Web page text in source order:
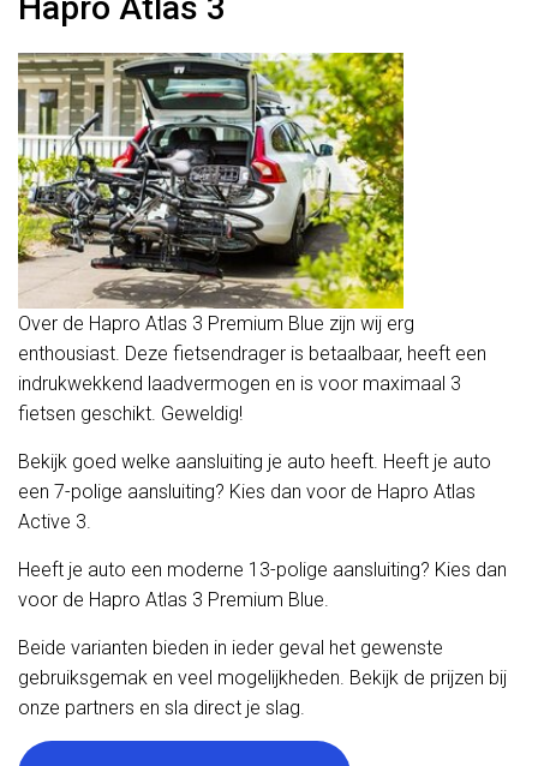
Over de Hapro Atlas 3 Premium Blue zijn wij erg
enthousiast. Deze fietsendrager is betaalbaar, heeft een
indrukwekkend laadvermogen en is voor maximaal 3
fietsen geschikt. Geweldig!
Bekijk goed welke aansluiting je auto heeft. Heeft je auto
een 7-polige aansluiting? Kies dan voor de Hapro Atlas
Active 3.
Heeft je auto een moderne 13-polige aansluiting? Kies dan
voor de Hapro Atlas 3 Premium Blue.
Beide varianten bieden in ieder geval het gewenste
gebruiksgemak en veel mogelijkheden. Bekijk de prijzen bij
onze partners en sla direct je slag.